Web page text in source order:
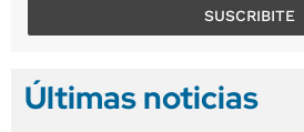
SUSCRIBITE
Últimas noticias